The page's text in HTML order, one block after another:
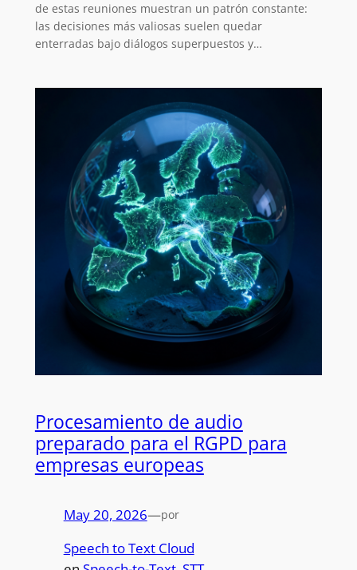
de estas reuniones muestran un patrón constante:
las decisiones más valiosas suelen quedar
enterradas bajo diálogos superpuestos y…
Procesamiento de audio
preparado para el RGPD para
empresas europeas
May 20, 2026—por
Speech to Text Cloud